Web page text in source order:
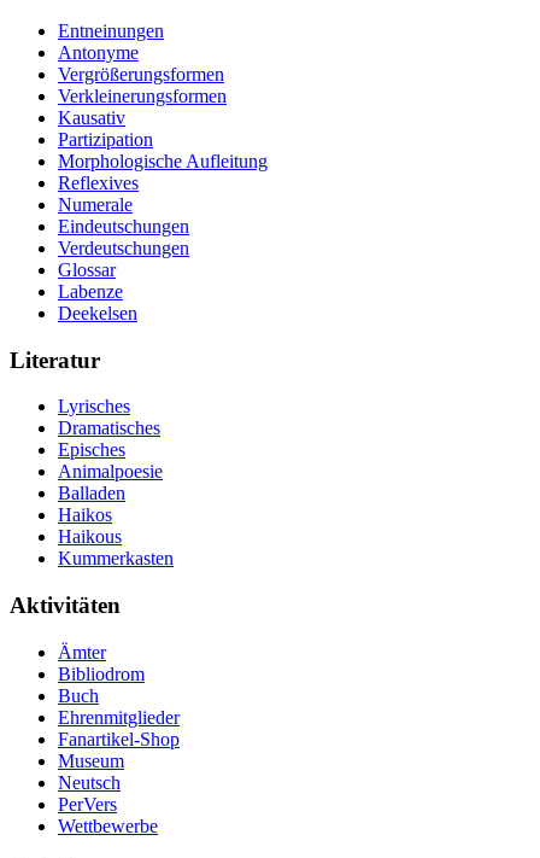
Entneinungen
Antonyme
Vergrößerungsformen
Verkleinerungsformen
Kausativ
Partizipation
Morphologische Aufleitung
Reflexives
Numerale
Eindeutschungen
Verdeutschungen
Glossar
Labenze
Deekelsen
Literatur
Lyrisches
Dramatisches
Episches
Animalpoesie
Balladen
Haikos
Haikous
Kummerkasten
Aktivitäten
Ämter
Bibliodrom
Buch
Ehrenmitglieder
Fanartikel-Shop
Museum
Neutsch
PerVers
Wettbewerbe